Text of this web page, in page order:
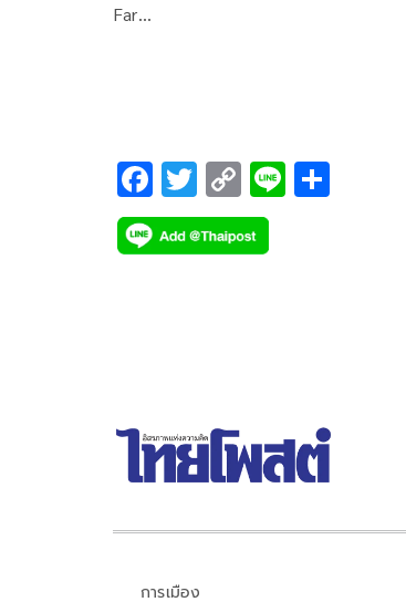
สุขภาพ
Far…
F
ac
e
T
wi
tt
C
o
p
Li
การเมือง